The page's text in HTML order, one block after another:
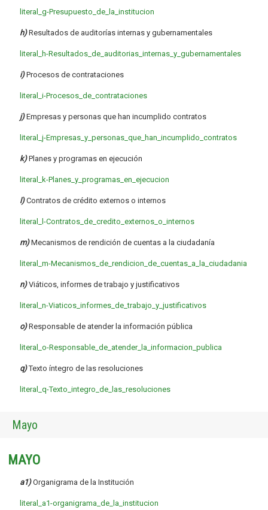
literal_g-Presupuesto_de_la_institucion
h)Resultados de auditorías internas y gubernamentales
literal_h-Resultados_de_auditorias_internas_y_gubernamentales
i) Procesos de contrataciones
literal_i-Procesos_de_contrataciones
j) Empresas y personas que han incumplido contratos
literal_j-Empresas_y_personas_que_han_incumplido_contratos
k) Planes y programas en ejecución
literal_k-Planes_y_programas_en_ejecucion
l) Contratos de crédito externos o internos
literal_l-Contratos_de_credito_externos_o_internos
m)Mecanismos de rendición de cuentas a la ciudadanía
literal_m-Mecanismos_de_rendicion_de_cuentas_a_la_ciudadania
n)Viáticos, informes de trabajo y justificativos
literal_n-Viaticos_informes_de_trabajo_y_justificativos
o)Responsable de atender la información pública
literal_o-Responsable_de_atender_la_informacion_publica
q) Texto íntegro de las resoluciones
literal_q-Texto_integro_de_las_resoluciones
Mayo
MAYO
a1) Organigrama de la Institución
literal_a1-organigrama_de_la_institucion